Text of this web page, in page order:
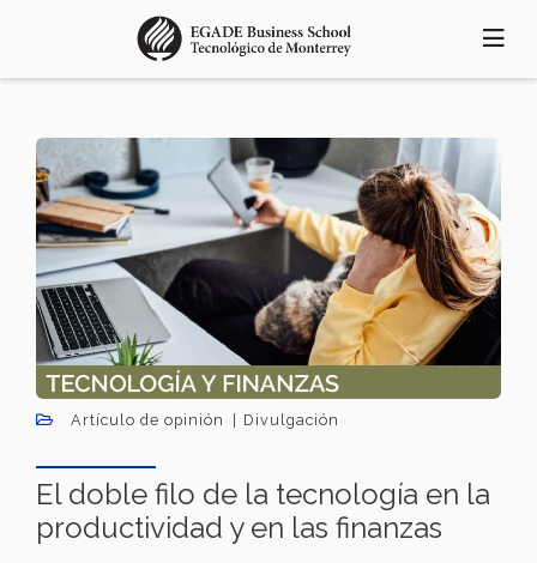
principal
Artículo de opinión Divulgación
El doble filo de la tecnología en la
productividad y en las finanzas